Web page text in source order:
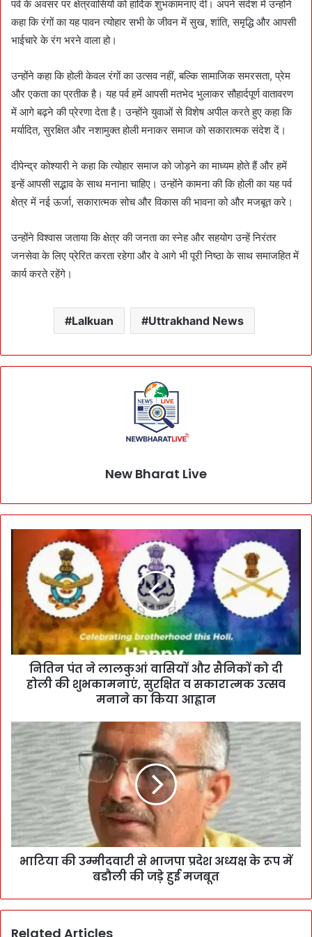
पर्व के अवसर पर क्षेत्रवासियों को हार्दिक शुभकामनाएं दीं। अपने संदेश में उन्होंने
कहा कि रंगों का यह पावन त्योहार सभी के जीवन में सुख, शांति, समृद्धि और आपसी
भाईचारे के रंग भरने वाला हो।
उन्होंने कहा कि होली केवल रंगों का उत्सव नहीं, बल्कि सामाजिक समरसता, प्रेम
और एकता का प्रतीक है। यह पर्व हमें आपसी मतभेद भुलाकर सौहार्दपूर्ण वातावरण
में आगे बढ़ने की प्रेरणा देता है। उन्होंने युवाओं से विशेष अपील करते हुए कहा कि
मर्यादित, सुरक्षित और नशामुक्त होली मनाकर समाज को सकारात्मक संदेश दें।
दीपेन्द्र कोश्यारी ने कहा कि त्योहार समाज को जोड़ने का माध्यम होते हैं और हमें
इन्हें आपसी सद्भाव के साथ मनाना चाहिए। उन्होंने कामना की कि होली का यह पर्व
क्षेत्र में नई ऊर्जा, सकारात्मक सोच और विकास की भावना को और मजबूत करे।
उन्होंने विश्वास जताया कि क्षेत्र की जनता का स्नेह और सहयोग उन्हें निरंतर
जनसेवा के लिए प्रेरित करता रहेगा और वे आगे भी पूरी निष्ठा के साथ समाजहित में
कार्य करते रहेंगे।
Lalkuan Uttrakhand News
New Bharat Live
नितिन पंत ने लालकुआं वासियों और सैनिकों को दी
होली की शुभकामनाएं, सुरक्षित व सकारात्मक उत्सव
मनाने का किया आह्वान
भाटिया की उम्मीदवारी से भाजपा प्रदेश अध्यक्ष के रूप में
बडौली की जड़े हुई मजबूत
Related Articles